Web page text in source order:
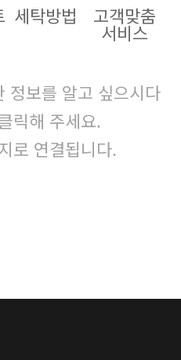
세탁방법 고객맞춤
서비스
정보를 알고 싶으시다
릭해 주세요.
로 연결됩니다.